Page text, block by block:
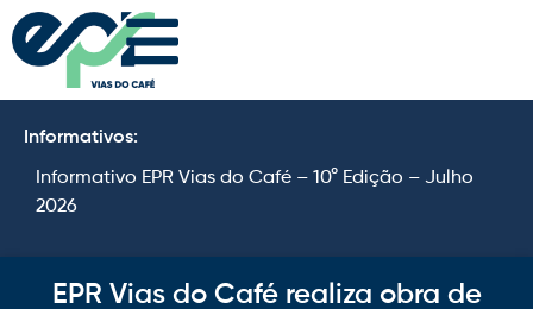
Informativos:
Informativo EPR Vias do Café – 10° Edição – Julho
2026
EPR Vias do Café realiza obra de